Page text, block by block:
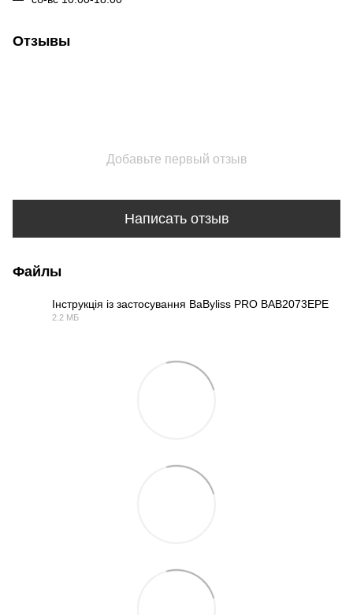
Отзывы
Добавьте первый отзыв
Написать отзыв
Файлы
Інструкція із застосування BaByliss PRO BAB2073EPE
2.2 МБ